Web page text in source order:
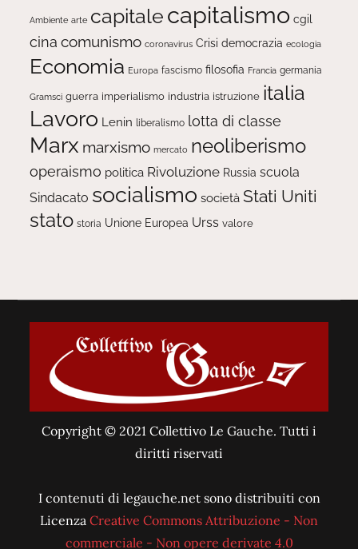
Ambiente arte capitale capitalismo cgil
cina comunismo coronavirus Crisi democrazia ecologia
Economia Europa fascismo filosofia Francia germania
Gramsci guerra imperialismo industria istruzione italia
Lavoro Lenin liberalismo lotta di classe
Marx marxismo mercato neoliberismo
operaismo politica Rivoluzione Russia scuola
Sindacato socialismo società Stati Uniti
stato storia Unione Europea Urss valore
Copyright © 2021 Collettivo Le Gauche. Tutti i
diritti riservati
I contenuti di legauche.net sono distribuiti con
Licenza Creative Commons Attribuzione - Non
commerciale - Non opere derivate 4.0